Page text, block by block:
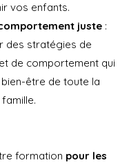
vos enfants.
juste :
des stratégies de
de comportement qui
être de toute la
famille.
formation pour les